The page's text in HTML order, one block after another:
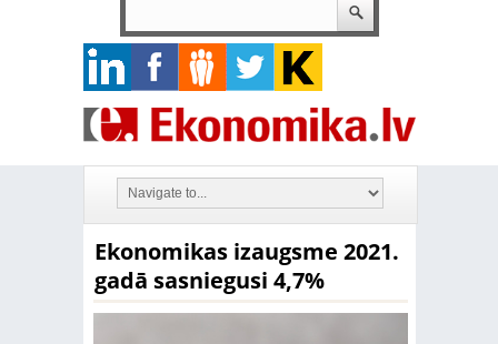
Ekonomikas izaugsme 2021.
gadā sasniegusi 4,7%